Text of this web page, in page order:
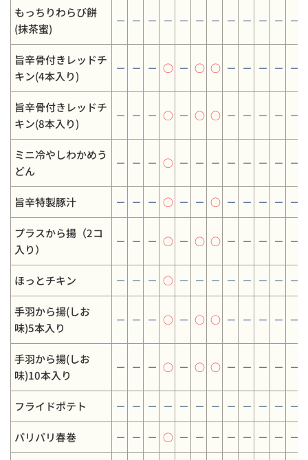
もっちりわらび餅
(抹茶蜜)
－ － － － － － － － － － － －
旨辛骨付きレッドチ
キン(4本入り)
－ － － ○ － ○ ○ － － － － －
旨辛骨付きレッドチ
キン(8本入り)
－ － － ○ － ○ ○ － － － － －
ミニ冷やしわかめう
どん
－ － － ○ － － － － － － － －
旨辛特製豚汁 － － － ○ － － ○ － － － － －
プラスから揚（2コ
入り）
－ － － ○ － ○ ○ － － － － －
ほっとチキン － － － ○ － － － － － － － －
手羽から揚(しお
味)5本入り
－ － － ○ － ○ ○ － － － － －
手羽から揚(しお
味)10本入り
－ － － ○ － ○ ○ － － － － －
フライドポテト － － － － － － － － － － － －
パリパリ春巻 － － － ○ － － － － － － － －